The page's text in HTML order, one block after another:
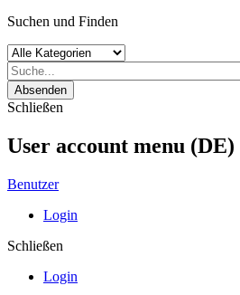
Suchen und Finden
Absenden
Schließen
User account menu (DE)
Benutzer
Login
Schließen
Login